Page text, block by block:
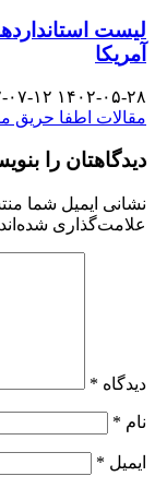
آمریکا
۱۴۰۲-۰۵-۲۸ ۱۴۰۲-
مقالات اطفا حریق
دیدگاهتان را
نشانی ایمیل شما
علامت‌گذاری شده‌اند
دیدگاه *
نام *
ایمیل *